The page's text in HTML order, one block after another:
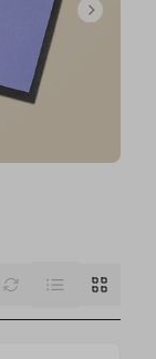
Reset List Grid